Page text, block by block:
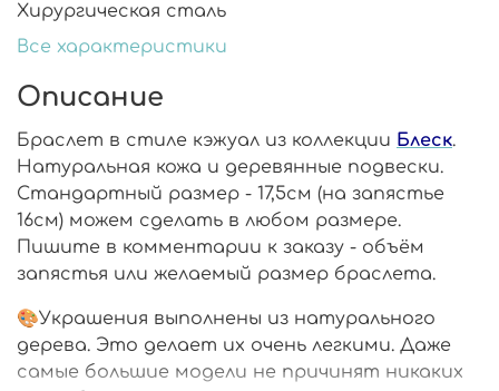
Хирургическая сталь
Все характеристики
Описание
Браслет в стиле кэжуал из коллекции Блеск.
Натуральная кожа и деревянные подвески.
Стандартный размер - 17,5см (на запястье
16см) можем сделать в любом размере.
Пишите в комментарии к заказу - объём
запястья или желаемый размер браслета.
🎨Украшения выполнены из натурального
дерева. Это делает их очень легкими. Даже
самые большие модели не причинят никаких